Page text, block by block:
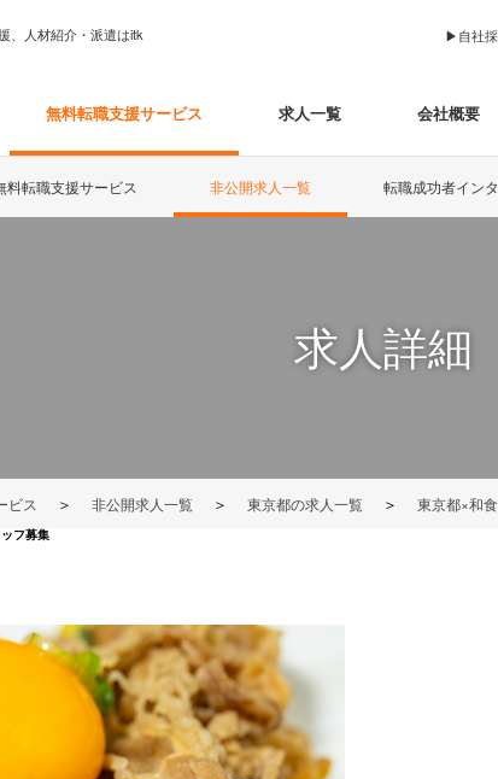
、人材紹介・派遣はitk ▶︎自社
無料転職支援サービス 求人一覧 会社概要
料転職支援サービス 非公開求人一覧 転職成功者イン
求人詳細
ビス ＞ 非公開求人一覧 ＞ 東京都の求人一覧 ＞ 東京都×和
フ募集